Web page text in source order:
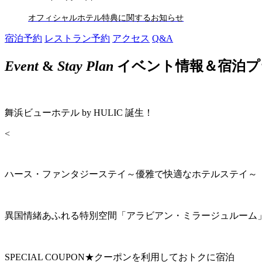
オフィシャルホテル特典に関するお知らせ
宿泊予約 レストラン予約 アクセス Q&A
Event& Stay Plan イベント情報＆宿泊
舞浜ビューホテル by HULIC 誕生！
<
ハース・ファンタジーステイ～優雅で快適なホテルステイ～
異国情緒あふれる特別空間「アラビアン・ミラージュルーム
SPECIAL COUPON★クーポンを利用しておトクに宿泊